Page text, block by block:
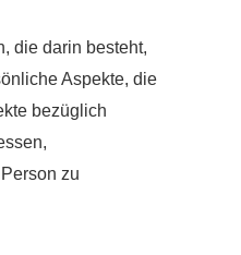
die darin besteht,
Aspekte, die
bezüglich
zu